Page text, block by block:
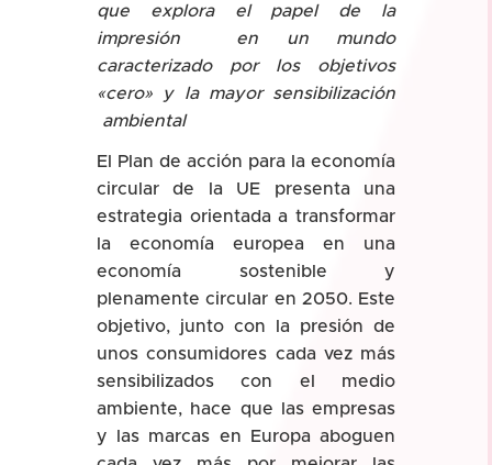
que explora el papel de la
impresión en un mundo
caracterizado por los objetivos
«cero» y la mayor sensibilización
ambiental
El Plan de acción para la economía
circular de la UE presenta una
estrategia orientada a transformar
la economía europea en una
economía sostenible y
plenamente circular en 2050. Este
objetivo, junto con la presión de
unos consumidores cada vez más
sensibilizados con el medio
ambiente, hace que las empresas
y las marcas en Europa aboguen